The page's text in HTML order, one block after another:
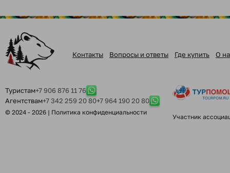
Контакты Вопросы и ответы Где купить О
Туристам+7 906 876 11 76
Агентствам+7 342 259 20 80+7 964 190 20 80
© 2024 - 2026 | Политика конфиденциальности
Участник